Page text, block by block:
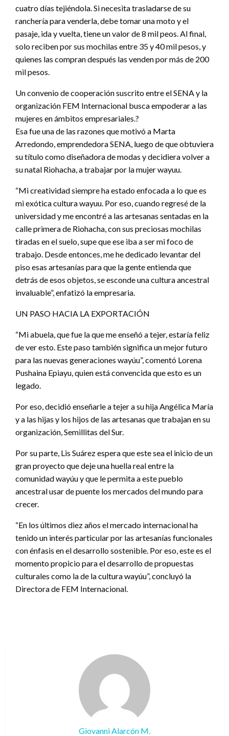
cuatro días tejiéndola. Si necesita trasladarse de su
ranchería para venderla, debe tomar una moto y el
pasaje, ida y vuelta, tiene un valor de 8 mil peos. Al final,
solo reciben por sus mochilas entre 35 y 40 mil pesos, y
quienes las compran después las venden por más de 200
mil pesos.
Un convenio de cooperación suscrito entre el SENA y la
organización FEM Internacional busca empoderar a las
mujeres en ámbitos empresariales.?
Esa fue una de las razones que motivó a Marta
Arredondo, emprendedora SENA, luego de que obtuviera
su título como diseñadora de modas y decidiera volver a
su natal Riohacha, a trabajar por la mujer wayuu.
“Mi creatividad siempre ha estado enfocada a lo que es
mi exótica cultura wayuu. Por eso, cuando regresé de la
universidad y me encontré a las artesanas sentadas en la
calle primera de Riohacha, con sus preciosas mochilas
tiradas en el suelo, supe que ese iba a ser mi foco de
trabajo. Desde entonces, me he dedicado levantar del
piso esas artesanías para que la gente entienda que
detrás de esos objetos, se esconde una cultura ancestral
invaluable”, enfatizó la empresaria.
UN PASO HACIA LA EXPORTACIÓN
“Mi abuela, que fue la que me enseñó a tejer, estaría feliz
de ver esto. Este paso también significa un mejor futuro
para las nuevas generaciones wayúu”, comentó Lorena
Pushaina Epiayu, quien está convencida que esto es un
legado.
Por eso, decidió enseñarle a tejer a su hija Angélica María
y a las hijas y los hijos de las artesanas que trabajan en su
organización, Semillitas del Sur.
Por su parte, Lis Suárez espera que este sea el inicio de un
gran proyecto que deje una huella real entre la
comunidad wayúu y que le permita a este pueblo
ancestral usar de puente los mercados del mundo para
crecer.
“En los últimos diez años el mercado internacional ha
tenido un interés particular por las artesanías funcionales
con énfasis en el desarrollo sostenible. Por eso, este es el
momento propicio para el desarrollo de propuestas
culturales como la de la cultura wayúu”, concluyó la
Directora de FEM Internacional.
Giovanni Alarcón M.